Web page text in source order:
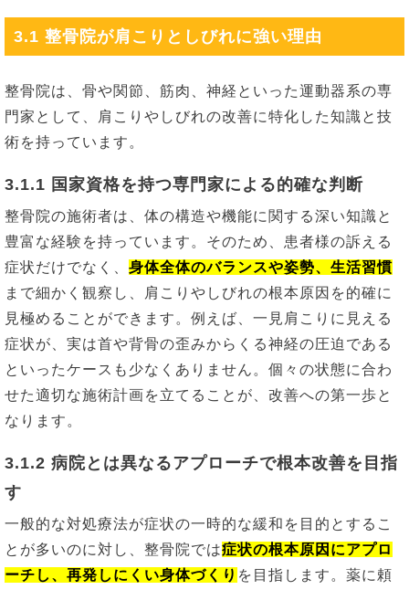
3.1 整骨院が肩こりとしびれに強い理由
整骨院は、骨や関節、筋肉、神経といった運動器系の専
門家として、肩こりやしびれの改善に特化した知識と技
術を持っています。
3.1.1 国家資格を持つ専門家による的確な判断
整骨院の施術者は、体の構造や機能に関する深い知識と
豊富な経験を持っています。そのため、患者様の訴える
症状だけでなく、 身体全体のバランスや姿勢、生活習慣
まで細かく観察し、肩こりやしびれの根本原因を的確に
見極めることができます。例えば、一見肩こりに見える
症状が、実は首や背骨の歪みからくる神経の圧迫である
といったケースも少なくありません。個々の状態に合わ
せた適切な施術計画を立てることが、改善への第一歩と
なります。
3.1.2 病院とは異なるアプローチで根本改善を目指
す
一般的な対処療法が症状の一時的な緩和を目的とするこ
とが多いのに対し、整骨院では症状の根本原因にアプロ
ーチし、再発しにくい身体づくり を目指します。薬に頼